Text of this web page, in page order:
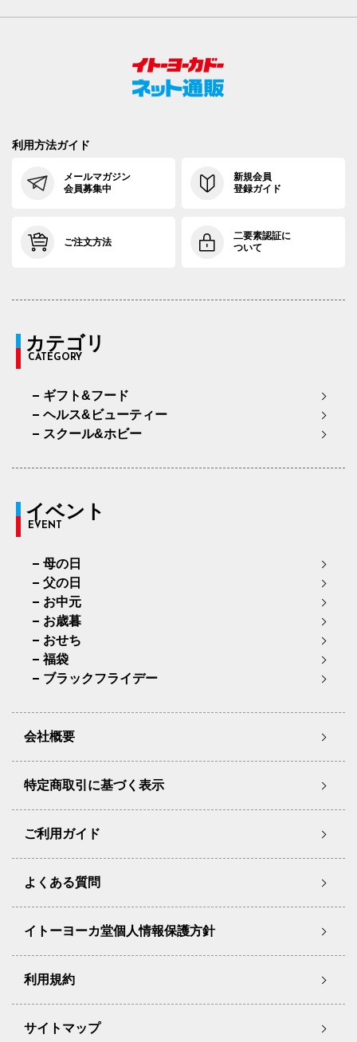
利用方法ガイド
メールマガジン
会員募集中
新規会員
登録ガイド
ご注文方法
二要素認証に
ついて
カテゴリ
CATEGORY
ギフト&フード
ヘルス&ビューティー
スクール&ホビー
イベント
EVENT
母の日
父の日
お中元
お歳暮
おせち
福袋
ブラックフライデー
会社概要
特定商取引に基づく表示
ご利用ガイド
よくある質問
イトーヨーカ堂個人情報保護方針
利用規約
サイトマップ